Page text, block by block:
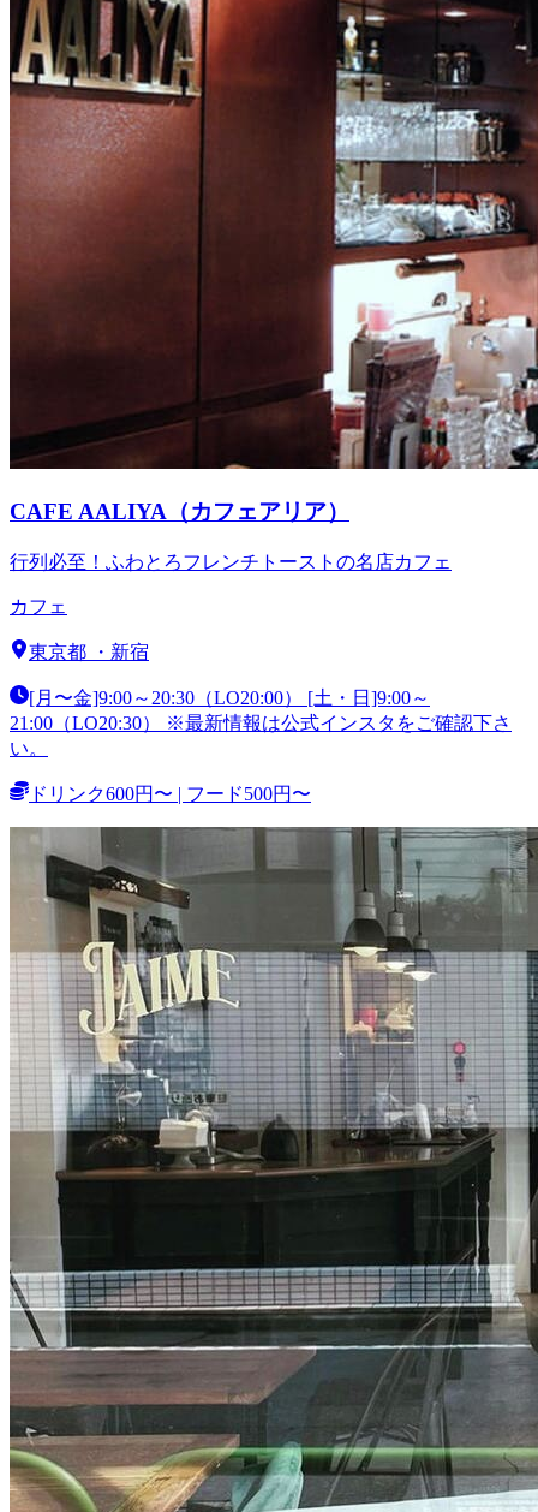
CAFE AALIYA（カフェアリア）
行列必至！ふわとろフレンチトーストの名店カフェ
カフェ
東京都 ・ 新宿
[月〜金]9:00～20:30（LO20:00） [土・日]9:00～
21:00（LO20:30） ※最新情報は公式インスタをご確認下さ
い。
ドリンク600円〜 | フード500円〜